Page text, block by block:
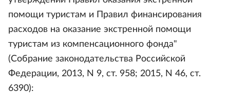
помощи туристам и Правил финансирования
расходов на оказание экстренной помощи
туристам из компенсационного фонда"
(Собрание законодательства Российской
Федерации, 2013, N 9, ст. 958; 2015, N 46, ст.
6390):